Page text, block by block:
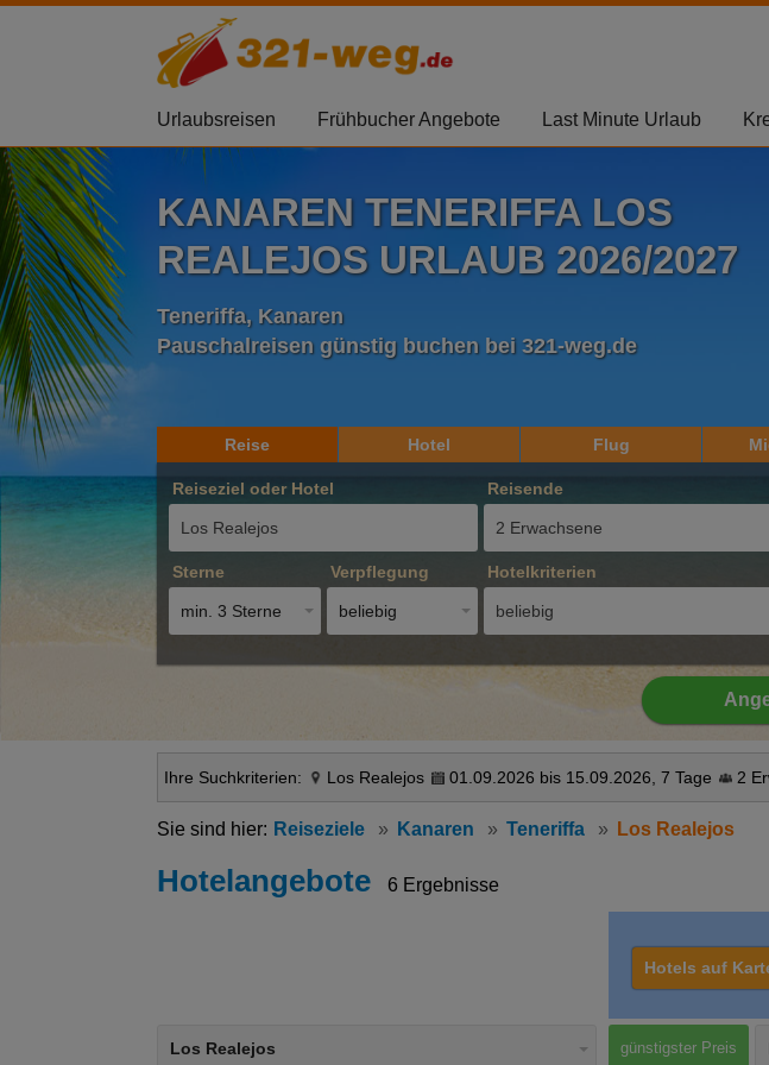
Urlaubsreisen Frühbucher Angebote Last Minute Urlaub
KANAREN TENERIFFA LOS
REALEJOS URLAUB 2026/2027
Teneriffa, Kanaren
Pauschalreisen günstig buchen bei 321-weg.de
Reise Hotel Flug
Reiseziel oder Hotel Reisende
2 Erwachsene
Sterne
min. 3 Sterne
Verpflegung
beliebig
Hotelkriterien
beliebig
Ihre Suchkriterien: Los Realejos 01.09.2026 bis 15.09.2026, 7 Tage 2
Reiseziele Kanaren Teneriffa Los Realejos
Hotelangebote 6 Ergebnisse
Hotels auf
Los Realejos günstigster Preis